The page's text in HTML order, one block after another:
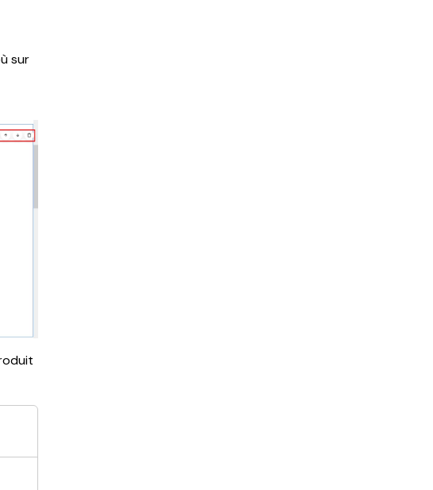
sur